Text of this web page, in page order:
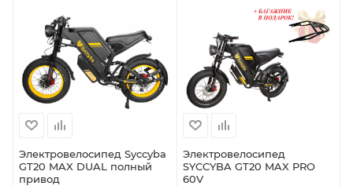
Электровелосипед Syccyba
GT20 MAX DUAL полный
привод
Электровелосипед
SYCCYBA GT20 MAX PRO
60V